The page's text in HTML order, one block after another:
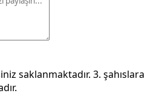
saklanmaktadır. 3. şahıslara